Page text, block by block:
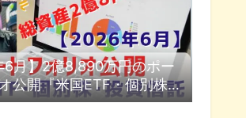
月】2億8,890万円のポー
公開『米国ETF・個別株・